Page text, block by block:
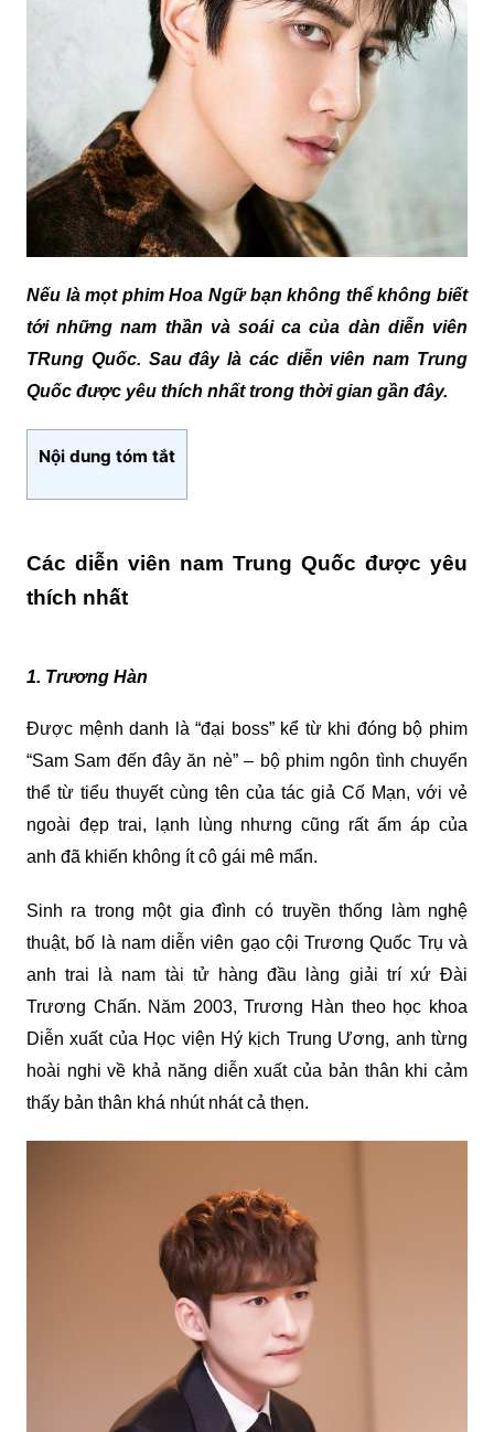
Nếu là mọt phim Hoa Ngữ bạn không thể không biết
tới những nam thần và soái ca của dàn diễn viên
TRung Quốc. Sau đây là các diễn viên nam Trung
Quốc được yêu thích nhất trong thời gian gần đây.
Nội dung tóm tắt
Các diễn viên nam Trung Quốc được yêu
thích nhất
1. Trương Hàn
Được mệnh danh là “đại boss” kể từ khi đóng bộ phim
“Sam Sam đến đây ăn nè” – bộ phim ngôn tình chuyển
thể từ tiểu thuyết cùng tên của tác giả Cố Mạn, với vẻ
ngoài đẹp trai, lạnh lùng nhưng cũng rất ấm áp của
anh đã khiến không ít cô gái mê mẩn.
Sinh ra trong một gia đình có truyền thống làm nghệ
thuật, bố là nam diễn viên gạo cội Trương Quốc Trụ và
anh trai là nam tài tử hàng đầu làng giải trí xứ Đài
Trương Chấn. Năm 2003, Trương Hàn theo học khoa
Diễn xuất của Học viện Hý kịch Trung Ương, anh từng
hoài nghi về khả năng diễn xuất của bản thân khi cảm
thấy bản thân khá nhút nhát cả thẹn.